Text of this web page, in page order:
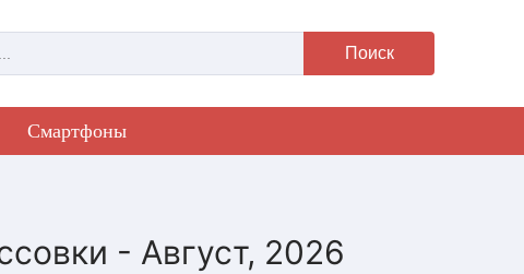
Поиск
Смартфоны
- Август, 2026